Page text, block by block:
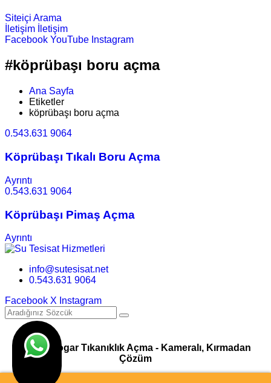
Siteiçi Arama
İletişim
İletişim
Facebook YouTube Instagram
#köprübaşı boru açma
Ana Sayfa
Etiketler
köprübaşı boru açma
0.543.631 9064
Köprübaşı Tıkalı Boru Açma
Ayrıntı
0.543.631 9064
Köprübaşı Pimaş Açma
Ayrıntı
info@sutesisat.net
0.543.631 9064
Facebook X Instagram
Pimaş Logar Tıkanıklık Açma - Kameralı, Kırmadan
Çözüm